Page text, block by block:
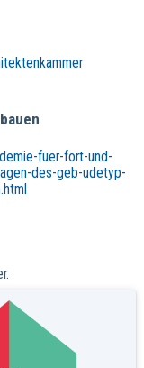
fuer-fort-und-
des-geb-udetyp-